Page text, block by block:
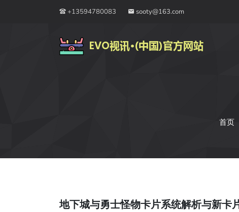
+13594780083 sooty@163.com
首页
地下城与勇士怪物卡片系统解析与新卡